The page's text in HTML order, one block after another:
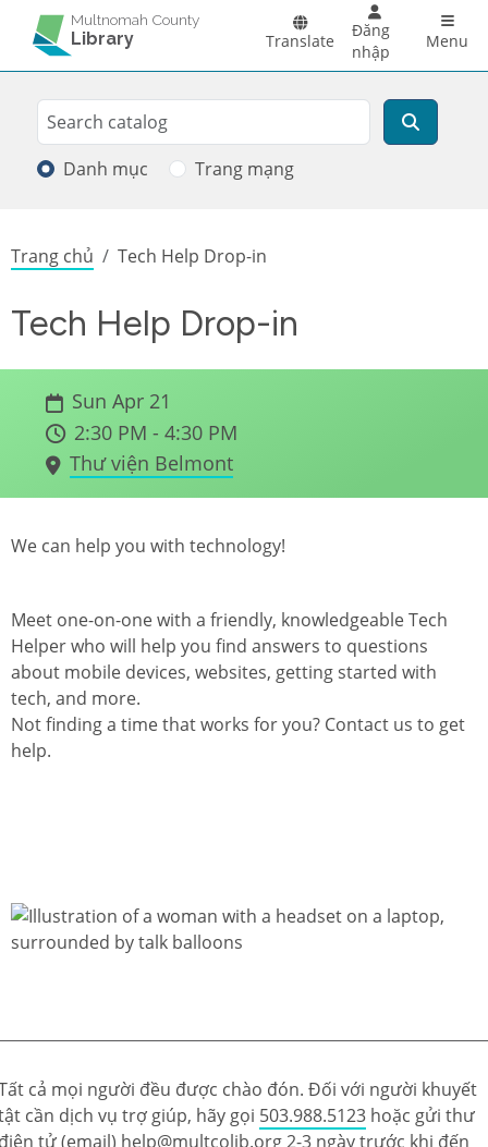
Skip to main content
Multnomah County
Library Translate
Đăng
nhập
Menu
Search
Tìm kiếm
Danh mục Trang mạng
Breadcrumb
Trang chủ Tech Help Drop-in
Tech Help Drop-in
Sun Apr 21
2:30 PM - 4:30 PM
Thư viện Belmont
We can help you with technology!
Meet one-on-one with a friendly, knowledgeable Tech
Helper who will help you find answers to questions
about mobile devices, websites, getting started with
tech, and more.
Not finding a time that works for you? Contact us to get
help.
cả mọi người đều được chào đón. Đối với người khuyết
cần dịch vụ trợ giúp, hãy gọi 503.988.5123 hoặc gửi thư
tử (email) help@multcolib.org2-3 ngày trước khi đến